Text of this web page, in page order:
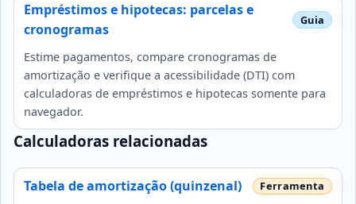
Empréstimos e hipotecas: parcelas e
cronogramas
Estime pagamentos, compare cronogramas de
amortização e verifique a acessibilidade (DTI) com
calculadoras de empréstimos e hipotecas somente para
navegador.
Calculadoras relacionadas
Tabela de amortização (quinzenal)